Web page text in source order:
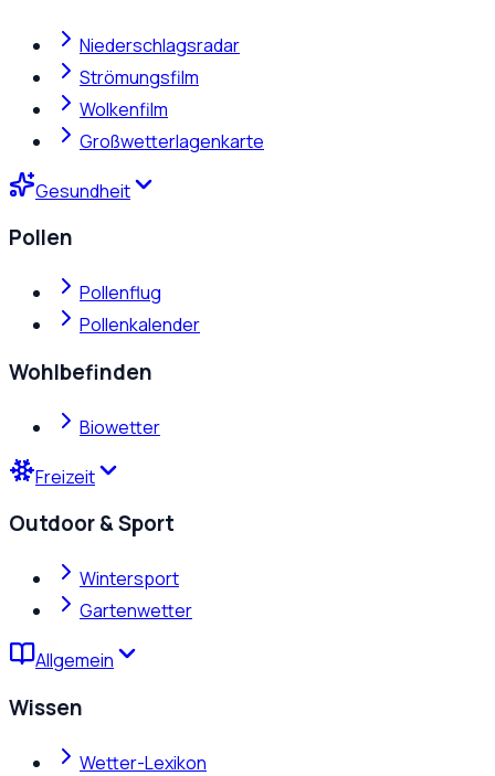
Niederschlagsradar
Strömungsfilm
Wolkenfilm
Großwetterlagenkarte
Gesundheit
Pollen
Pollenflug
Pollenkalender
Wohlbefinden
Biowetter
Freizeit
Outdoor & Sport
Wintersport
Gartenwetter
Allgemein
Wissen
Wetter-Lexikon